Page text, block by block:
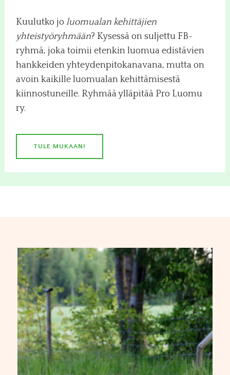
Kuulutko joluomualan kehittäjien
yhteistyöryhmään? Kysessä on suljettu FB-
ryhmä, joka toimii etenkin luomua edistävien
hankkeiden yhteydenpitokanavana, mutta on
avoin kaikille luomualan kehittämisestä
kiinnostuneille. Ryhmää ylläpitää Pro Luomu
ry.
TULE MUKAAN!